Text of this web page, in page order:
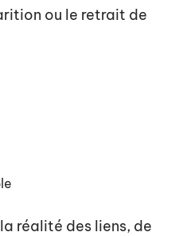
ou le retrait de
réalité des liens, de